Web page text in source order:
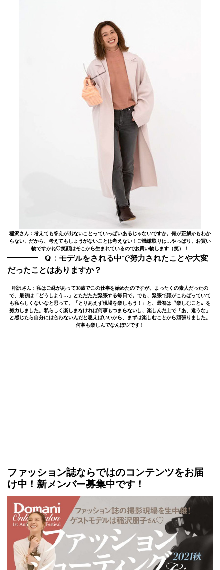
稲沢さん：考えても答えが出ないことっていっぱいあるじゃないですか。何が正解かもわか
らない。だから、考えてもしょうがないことは考えない！ご機嫌取りは…やっぱり、お買い
物ですかね♡笑顔はそこから生まれているのでお買い物します（笑）！
Q：モデルをされる中で努力されたことや大変
だったことはありますか？
稲沢さん：私はご縁があって38歳でこの仕事を始めたのですが、まったくの素人だったの
で、最初は「どうしよう…」とただただ緊張する毎日で。でも、緊張で顔がこわばっていて
も私らしくないなと思って、「とりあえず現場を楽しもう！」と、最初は〝楽しむこと〟を
努力しました。私らしく楽しまなければ何事もつまらないし、楽しんだ上で「あ、違うな」
と感じたら自分には合わないんだと思えばいいから、まずは楽しむことから頑張りました。
何事も楽しんでなんぼ♡です！
ファッション誌ならではのコンテンツをお届
け中！新メンバー募集中です！